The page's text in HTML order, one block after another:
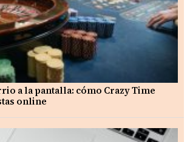
a la pantalla: cómo Crazy Time
online